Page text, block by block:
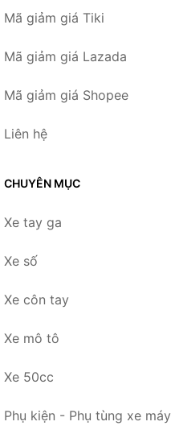
Mã giảm giá Tiki
Mã giảm giá Lazada
Mã giảm giá Shopee
Liên hệ
CHUYÊN MỤC
Xe tay ga
Xe số
Xe côn tay
Xe mô tô
Xe 50cc
Phụ kiện - Phụ tùng xe máy